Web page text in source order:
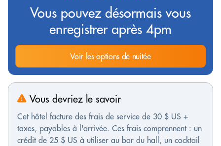
Vous pouvez désormais vous
enregistrer après 4pm
Voir les options de nuitée
Vous devriez le savoir
Cet hôtel facture des frais de service de 30 $ US +
taxes, payables à l'arrivée. Ces frais comprennent : un
crédit de 25 $ US à utiliser au bar du hall, un cocktail